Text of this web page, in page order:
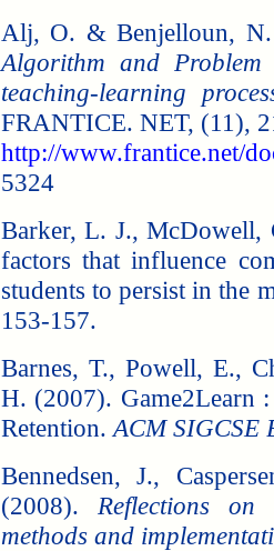
Alj, O. & Benjelloun,
Algorithm and
teaching-learning
FRANTICE. NET, (11),
http://www.frantice.net/
5324
Barker, L. J.,
factors that influence
students to persist in the
153-157.
Barnes, T., Powell, E.,
H. (2007). Game2Learn
Retention. ACM SIGCSE
Bennedsen, J.,
(2008). Reflections
methods and